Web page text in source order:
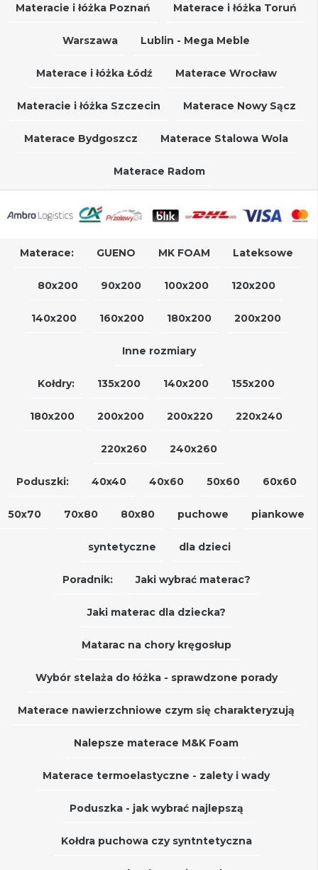
Materacie i łóżka Poznań Materace i łóżka Toruń
Warszawa Lublin - Mega Meble
Materace i łóżka Łódź Materace Wrocław
Materacie i łóżka Szczecin Materace Nowy Sącz
Materace Bydgoszcz Materace Stalowa Wola
Materace Radom
Materace: GUENO MK FOAM Lateksowe
80x200 90x200 100x200 120x200
140x200 160x200 180x200 200x200
Inne rozmiary
Kołdry: 135x200 140x200 155x200
180x200 200x200 200x220 220x240
220x260 240x260
Poduszki: 40x40 40x60 50x60 60x60
50x70 70x80 80x80 puchowe piankowe
syntetyczne dla dzieci
Poradnik: Jaki wybrać materac?
Jaki materac dla dziecka?
Matarac na chory kręgosłup
Wybór stelaża do łóżka - sprawdzone porady
Materace nawierzchniowe czym się charakteryzują
Nalepsze materace M&K Foam
Materace termoelastyczne - zalety i wady
Poduszka - jak wybrać najlepszą
Kołdra puchowa czy syntntetyczna